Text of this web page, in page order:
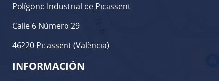
Polígono Industrial de Picassent
Calle 6 Número 29
46220 Picassent (València)
INFORMACIÓN